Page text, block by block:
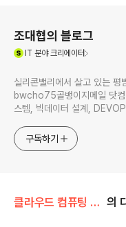
조대협의 블로그
IT 분야 크리에이터
실리콘밸리에서 살고 있는
bwcho75골뱅이지메일 닷컴
스템, 빅데이터 설계,
한 기술 멘토링과 강의 진행합니다.
https://
구독하기
클라우드 컴퓨팅 & NoSQL/IaaS 클라우드 의